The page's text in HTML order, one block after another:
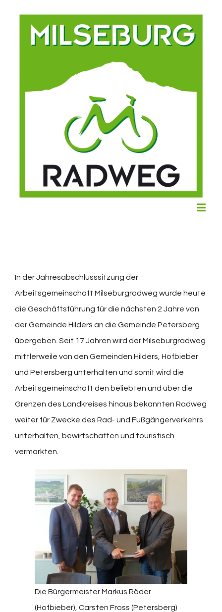
In der Jahresabschlusssitzung der
Arbeitsgemeinschaft Milseburgradweg wurde heute
die Geschäftsführung für die nächsten 2 Jahre von
der Gemeinde Hilders an die Gemeinde Petersberg
übergeben. Seit 17 Jahren wird der Milseburgradweg
mittlerweile von den Gemeinden Hilders, Hofbieber
und Petersberg unterhalten und somit wird die
Arbeitsgemeinschaft den beliebten und über die
Grenzen des Landkreises hinaus bekannten Radweg
weiter für Zwecke des Rad- und Fußgängerverkehrs
unterhalten, bewirtschaften und touristisch
vermarkten.
Die Bürgermeister Markus Röder
(Hofbieber), Carsten Fross (Petersberg)